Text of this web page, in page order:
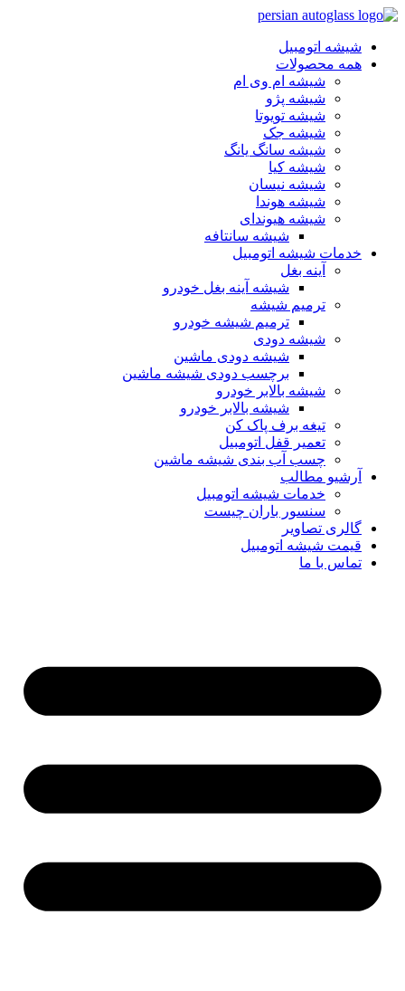
شیشه اتومبیل
همه محصولات
شیشه ام وی ام
شیشه پژو
شیشه تویوتا
شیشه جک
شیشه سانگ یانگ
شیشه کیا
شیشه نیسان
شیشه هوندا
شیشه هیوندای
شیشه سانتافه
خدمات شیشه اتومبیل
آینه بغل
شیشه آینه بغل خودرو
ترمیم شیشه
ترمیم شیشه خودرو
شیشه دودی
شیشه دودی ماشین
برچسب دودی شیشه ماشین
شیشه بالابر خودرو
شیشه بالابر خودرو
تیغه برف پاک کن
تعمیر قفل اتومبیل
چسب آب بندی شیشه ماشین
آرشیو مطالب
خدمات شیشه اتومبیل
سنسور باران چیست
گالری تصاویر
قیمت شیشه اتومبیل
تماس با ما